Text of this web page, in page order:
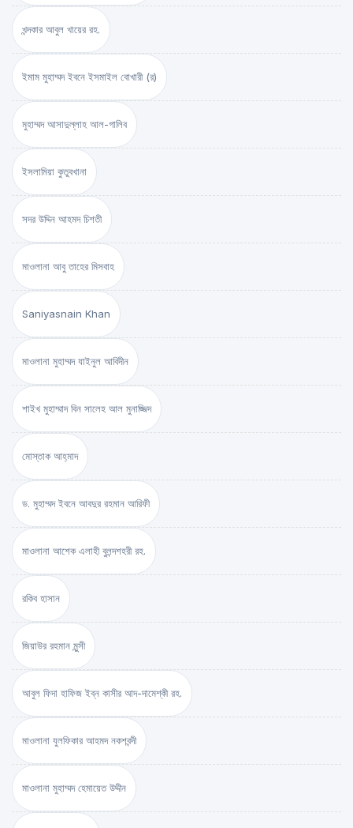
খন্দকার আবুল খায়ের রহ.
ইমাম মুহাম্মদ ইবনে ইসমাইল বোখারী (র)
মুহাম্মদ আসাদুল্লাহ আল-গালিব
ইসলামিয়া কুতুবখানা
সদর উদ্দিন আহমদ চিশতী
মাওলানা আবু তাহের মিসবাহ
Saniyasnain Khan
মাওলানা মুহাম্মদ যাইনুল আবিদীন
শাইখ মুহাম্মাদ বিন সালেহ আল মুনাজ্জিদ
মোস্তাক আহ্‌মাদ
ড. মুহাম্মদ ইবনে আবদুর রহমান আরিফী
মাওলানা আশেক এলাহী বুলন্দশহরী রহ.
রকিব হাসান
জিয়াউর রহমান মুন্সী
আবুল ফিদা হাফিজ ইব্‌ন কাসীর আদ-দামেশ্‌কী রহ.
মাওলানা যুলফিকার আহমদ নকশবন্দী
মাওলানা মুহাম্মদ হেমায়েত উদ্দীন